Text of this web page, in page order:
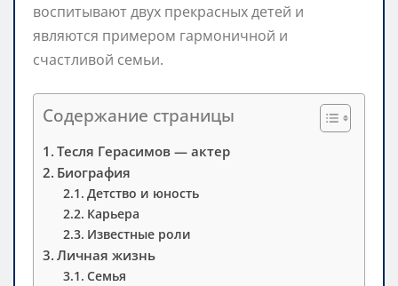
воспитывают двух прекрасных детей и
являются примером гармоничной и
счастливой семьи.
Содержание страницы
Тесля Герасимов — актер
Биография
Детство и юность
Карьера
Известные роли
Личная жизнь
Семья